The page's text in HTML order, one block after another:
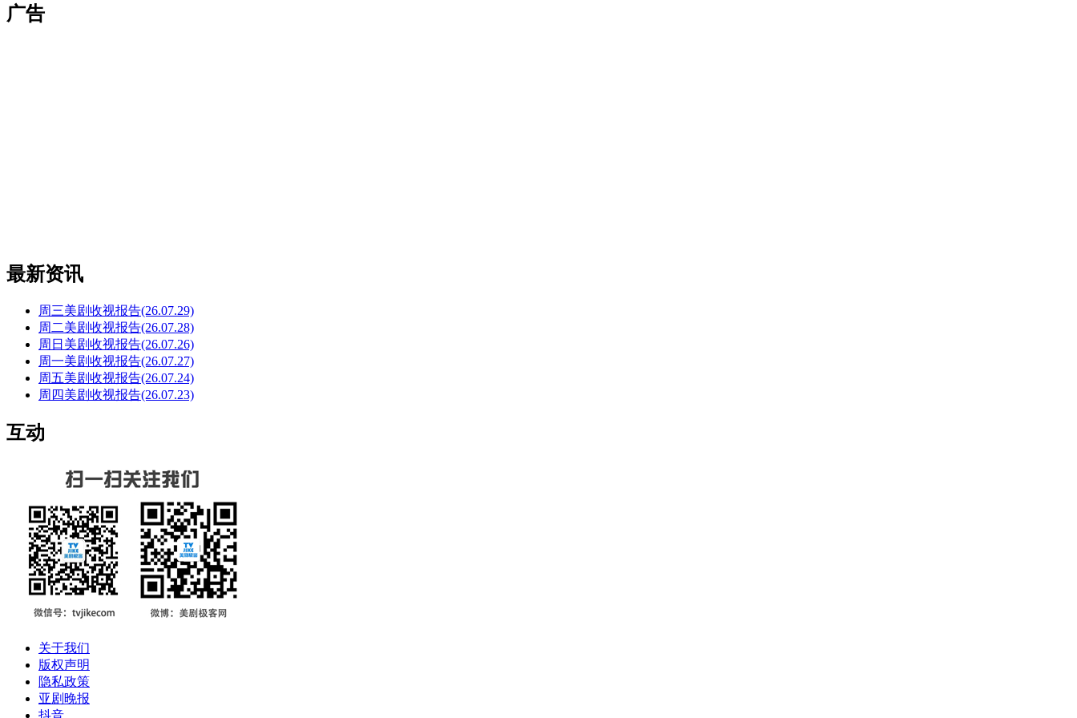
广告
最新资讯
周三美剧收视报告(26.07.29)
周二美剧收视报告(26.07.28)
周日美剧收视报告(26.07.26)
周一美剧收视报告(26.07.27)
周五美剧收视报告(26.07.24)
周四美剧收视报告(26.07.23)
互动
关于我们
版权声明
隐私政策
亚剧晚报
抖音